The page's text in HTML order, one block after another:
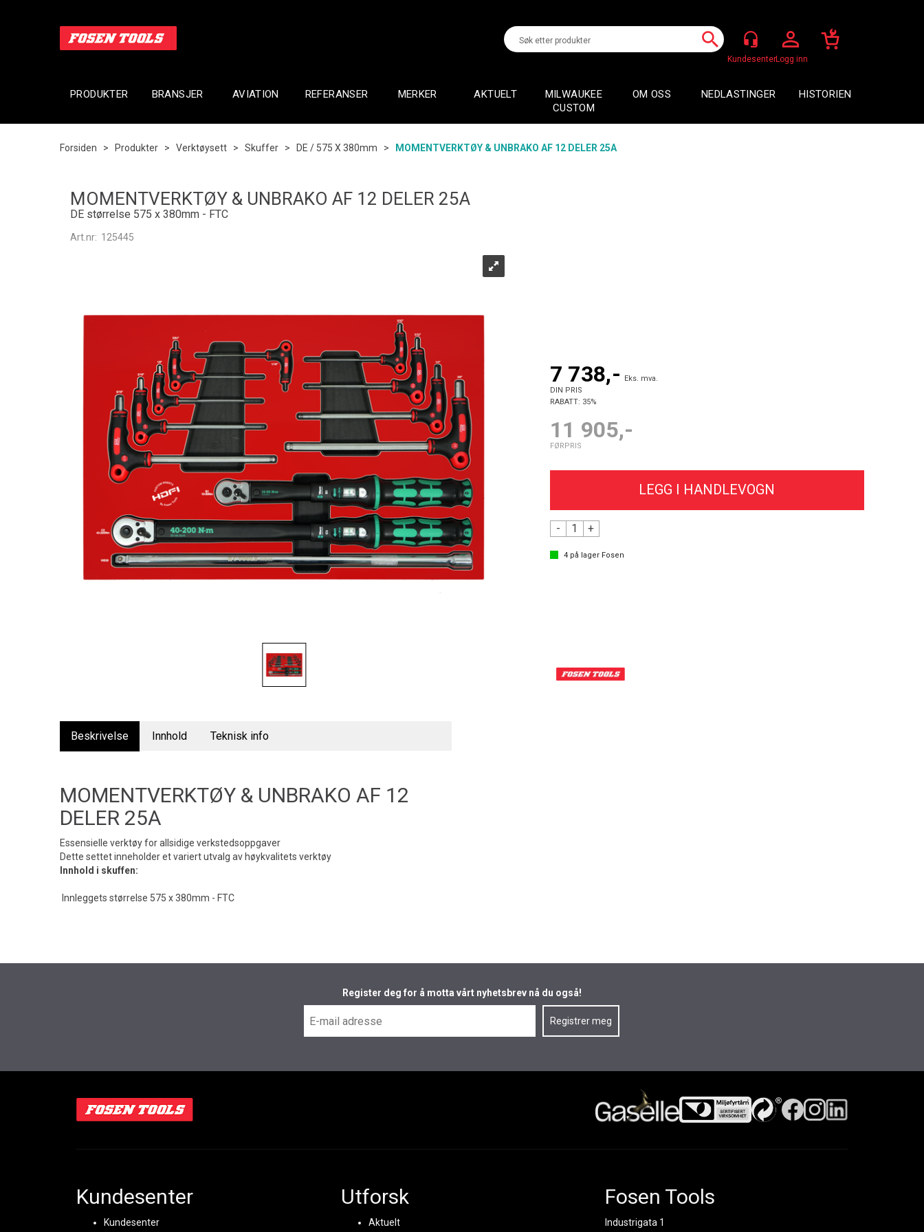
Logg inn
PRODUKTER BRANSJER AVIATION REFERANSER MERKER AKTUELT
MILWAUKEE
CUSTOM
OM OSS NEDLASTINGER HISTORIEN
Forsiden > Produkter > Verktøysett > Skuffer > DE / 575 X 380mm > MOMENTVERKTØY & UNBRAKO AF 12 DELER 25A
MOMENTVERKTØY & UNBRAKO AF 12 DELER 25A
DE størrelse 575 x 380mm - FTC
Art.nr: 125445
7 738,-
Eks. mva.
DIN PRIS
RABATT: 35%
11 905,-
FØRPRIS
- +
4på lagerFosen
Beskrivelse Innhold Teknisk info
MOMENTVERKTØY & UNBRAKO AF 12
DELER 25A
Essensielle verktøy for allsidige verkstedsoppgaver
Dette settet inneholder et variert utvalg av høykvalitets verktøy
Innhold i skuffen:
Innleggets størrelse 575 x 380mm - FTC
Register deg for å motta vårt nyhetsbrev nå du også!
Kundesenter
Kundesenter
Utforsk
Aktuelt
Fosen Tools
Industrigata 1